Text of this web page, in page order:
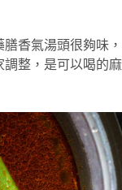
香氣湯頭很夠味，
調整，是可以喝的麻